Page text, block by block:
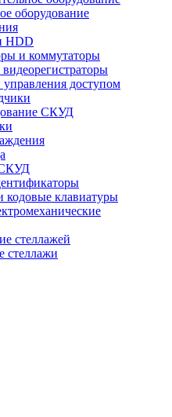
оборудование
HDD
и коммутаторы
доступом
СКУД
кодовые клавиатуры
стеллажей
стеллажи